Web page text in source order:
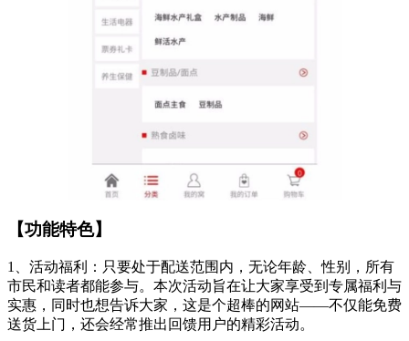
【功能特色】
1、活动福利：只要处于配送范围内，无论年龄、性别，所有
市民和读者都能参与。本次活动旨在让大家享受到专属福利与
实惠，同时也想告诉大家，这是个超棒的网站——不仅能免费
送货上门，还会经常推出回馈用户的精彩活动。